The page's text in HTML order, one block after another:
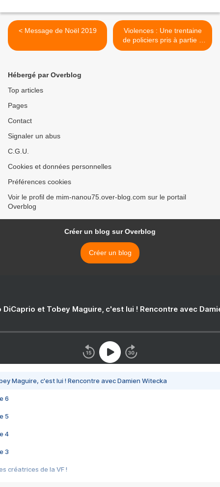
< Message de Noël 2019
Violences : Une trentaine
de policiers pris à partie à
Grasse par une
Hébergé par Overblog
Top articles
Pages
Contact
Signaler un abus
C.G.U.
Cookies et données personnelles
Préférences cookies
Voir le profil de mim-nanou75.over-blog.com sur le portail
Overblog
Créer un blog sur Overblog
Créer un blog
DiCaprio et Tobey Maguire, c'est lui ! Rencontre avec
Maguire, c'est lui ! Rencontre avec Damien Witecka
6
5
4
3
créatrices de la VF !